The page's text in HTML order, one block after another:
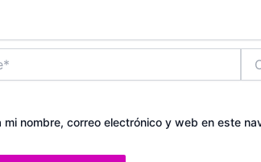
mi nombre, correo electrónico y web en este